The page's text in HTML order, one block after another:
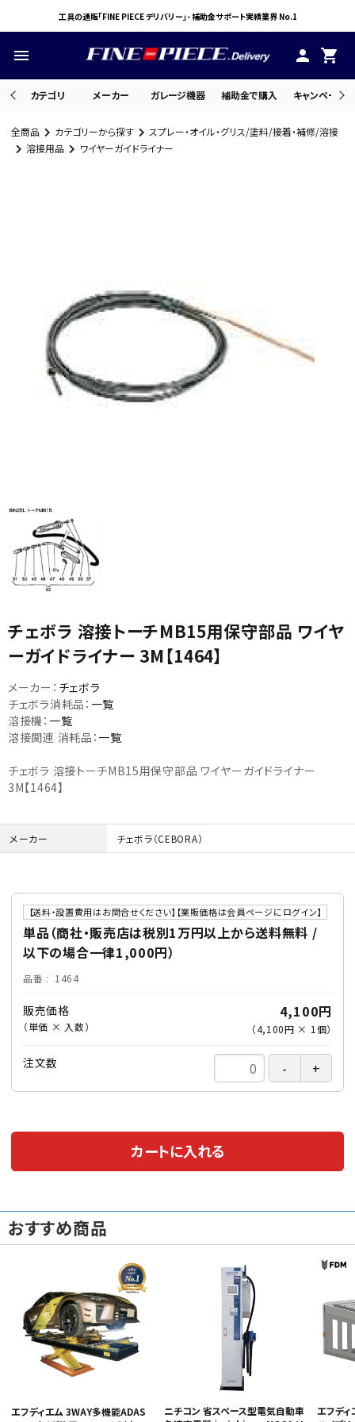
工具の通販「FINE PIECE デリバリー」- 補助金サポート実績業界 No.1
menu person shopping_cart
カテゴリ メーカー ガレージ機器 補助金で購入 キャンペーン
メーカーから選ぶ
ガレージ機器
全商品 カテゴリーから探す
スプレー・オイル・グリス/塗料/接着・補修/溶接
溶接用品
ワイヤーガイドライナー
チェボラ 溶接トーチMB15用保守部品 ワイヤ
ーガイドライナー 3M【1464】
メーカー： チェボラ
チェボラ消耗品： 一覧
溶接機： 一覧
溶接関連 消耗品： 一覧
チェボラ 溶接トーチMB15用保守部品 ワイヤーガイドライナー
3M【1464】
メーカー チェボラ（CEBORA）
【送料・設置費用はお問合せください】【業販価格は会員ページにログイン】
単品（商社・販売店は税別1万円以上から送料無料 /
以下の場合一律1,000円）
品番 1464
販売価格
（単価 × 入数）
4,100円
（4,100円 × 1 個）
注文数
カートに入れる
おすすめ商品
エフディエム 3WAY多機能ADAS
ニチコン 省スペース型電気自動車
エフディ